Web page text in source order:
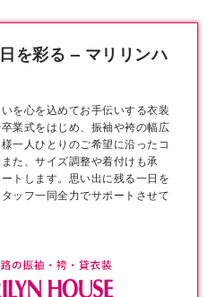
を彩る – マリリンハ
を心を込めてお手伝いする衣装
業式をはじめ、振袖や袴の幅広
一人ひとりのご希望に沿ったコ
た、サイズ調整や着付けも承
トします。思い出に残る一日を
ッフ一同全力でサポートさせて